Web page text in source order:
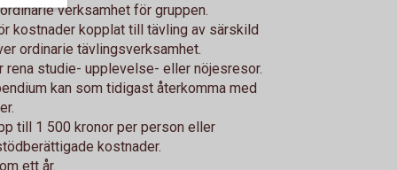
verksamhet för gruppen.
kostnader kopplat till tävling av särskild
ordinarie tävlingsverksamhet.
rena studie- upplevelse- eller nöjesresor.
kan som tidigast återkomma med
till 1 500 kronor per person eller
kostnader.
ett år.